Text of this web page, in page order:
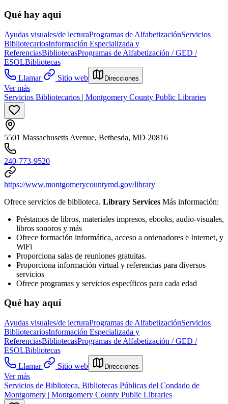
Qué hay aquí
Ayudas visuales/de lecturaProgramas de AlfabetizaciónServicios
BibliotecariosInformación Especializada y
ReferenciasBibliotecasProgramas de Alfabetización / GED /
ESOLBibliotecas
Llamar
Sitio web Direcciones
Ver más
Servicios Bibliotecarios | Montgomery County Public Libraries
5501 Massachusetts Avenue, Bethesda, MD 20816
240-773-9520
https://www.montgomerycountymd.gov/library
Ofrece servicios de biblioteca. Library Services Más información:
Préstamos de libros, materiales impresos, ebooks, audio-visuales,
libros sonoros y más
Ofrece formación informática, acceso a ordenadores e Internet, y
WiFi
Proporciona salas de reuniones gratuitas.
Proporciona información virtual y referencias para diversos
servicios
Ofrece programas y servicios específicos para cada edad
Qué hay aquí
Ayudas visuales/de lecturaProgramas de AlfabetizaciónServicios
BibliotecariosInformación Especializada y
ReferenciasBibliotecasProgramas de Alfabetización / GED /
ESOLBibliotecas
Llamar
Sitio web Direcciones
Ver más
Servicios de Biblioteca, Bibliotecas Públicas del Condado de
Montgomery | Montgomery County Public Libraries